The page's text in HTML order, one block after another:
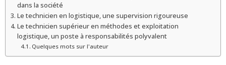
dans la société
Le technicien en logistique, une supervision rigoureuse
Le technicien supérieur en méthodes et exploitation
logistique, un poste à responsabilités polyvalent
Quelques mots sur l'auteur